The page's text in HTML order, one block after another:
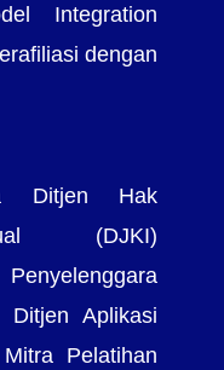
Integration
dengan
Ditjen Hak
(DJKI)
Ditjen Aplikasi
Pelatihan